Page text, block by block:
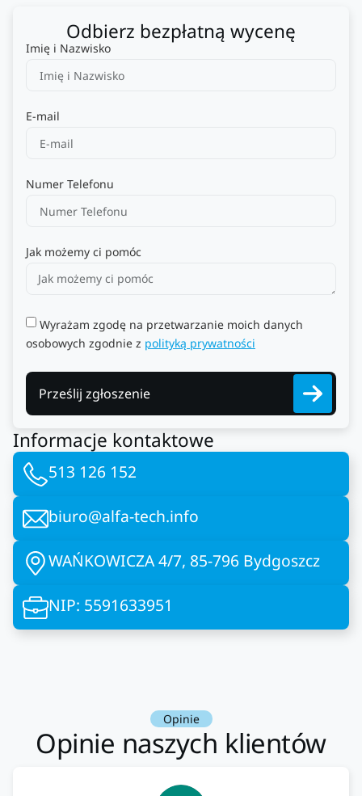
Odbierz bezpłatną wycenę
Imię i Nazwisko
E-mail
Numer Telefonu
Jak możemy ci pomóc
Wyrażam zgodę na przetwarzanie moich danych
osobowych zgodnie z polityką prywatności
Prześlij zgłoszenie
Informacje kontaktowe
513 126 152
biuro@alfa-tech.info
WAŃKOWICZA 4/7, 85-796 Bydgoszcz
NIP: 5591633951
Opinie
Opinie naszych klientów